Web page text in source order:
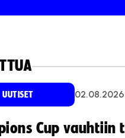
UUTISET 02.08.2026
Cup vauhtiin